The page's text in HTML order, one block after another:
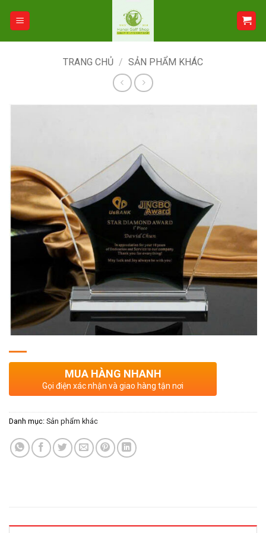
TRANG CHỦ / SẢN PHẨM KHÁC
MUA HÀNG NHANH
Gọi điện xác nhận và giao hàng tận nơi
Danh mục: Sản phẩm khác